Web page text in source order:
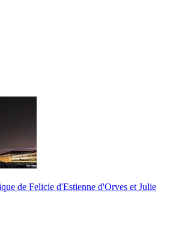
de Felicie d'Estienne d'Orves et Julie